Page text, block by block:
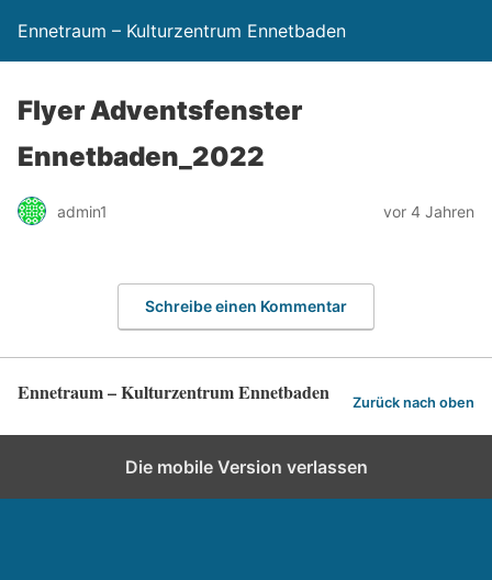
Ennetraum – Kulturzentrum Ennetbaden
Flyer Adventsfenster
Ennetbaden_2022
admin1 vor 4 Jahren
Schreibe einen Kommentar
Ennetraum – Kulturzentrum Ennetbaden Zurück nach oben
Die mobile Version verlassen